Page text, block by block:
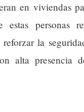
en viviendas
estas personas
reforzar la
alta presencia